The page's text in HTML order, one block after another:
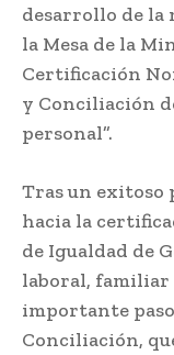
desarrollo de la
la Mesa de la
Certificación
y Conciliación
personal”.
Tras un exitoso
hacia la
de Igualdad de
laboral, familiar
importante
Conciliación,